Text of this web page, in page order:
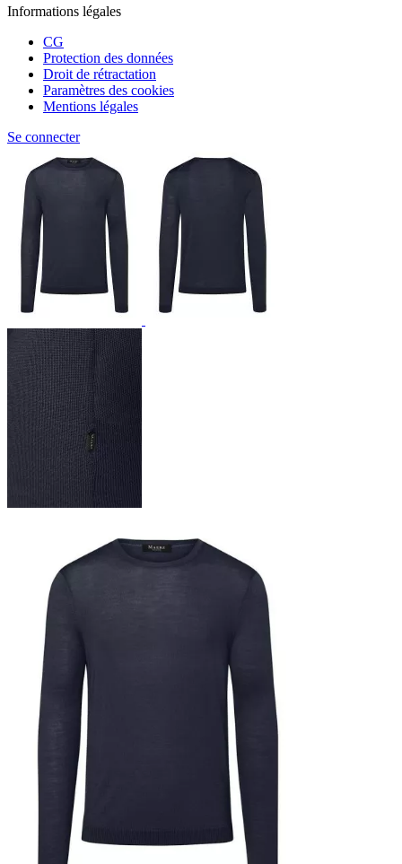
Informations légales
CG
Protection des données
Droit de rétractation
Paramètres des cookies
Mentions légales
Se connecter